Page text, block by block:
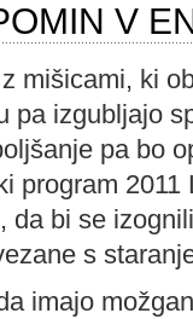
V
mišicami, ki
pa izgubljajo
pa bo
program
da bi se
s
imajo